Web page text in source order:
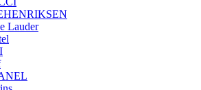
Lauder